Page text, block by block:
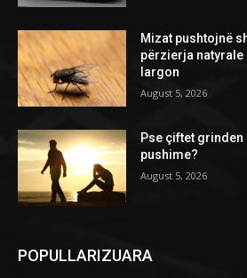
Mizat pushtojnë
përzierja natyrale
largon
August 5, 2026
Pse çiftet grinden
pushime?
August 5, 2026
POPULLARIZUARA